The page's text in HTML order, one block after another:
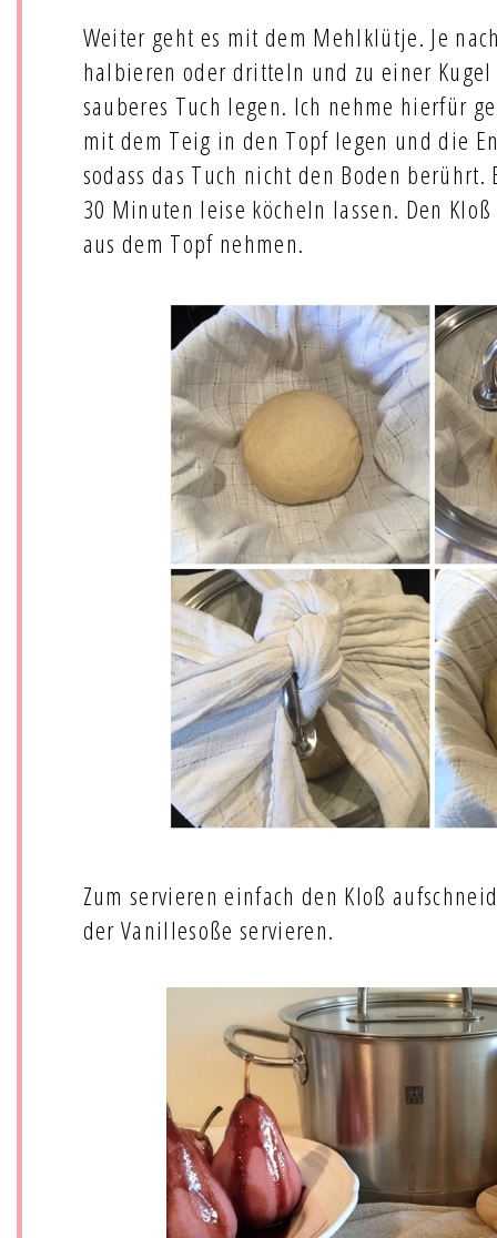
Weiter geht es mit dem Mehlklütje. Je
halbieren oder dritteln und zu einer
sauberes Tuch legen. Ich nehme hierfür
mit dem Teig in den Topf legen und die
sodass das Tuch nicht den Boden
30 Minuten leise köcheln lassen. Den
aus dem Topf nehmen.
Zum servieren einfach den Kloß
der Vanillesoße servieren.